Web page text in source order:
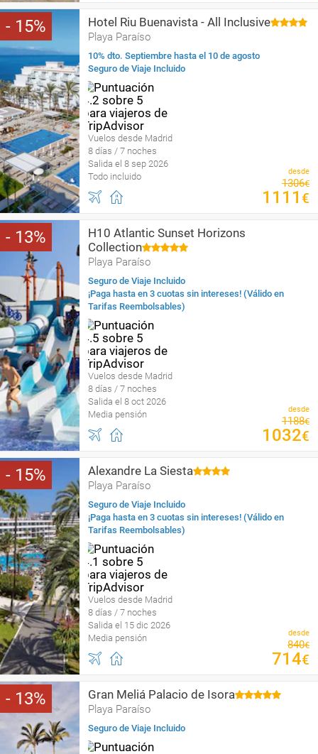
15 Hotel Riu Buenavista - All Inclusive
Playa Paraíso
10% dto. Septiembre hasta el 10 de agosto
Seguro de Viaje Incluido
Vuelos desde Madrid
8 días / 7 noches
Salida el 8 sep 2026
Todo incluido
desde
1306€
1111 €
13
H10 Atlantic Sunset Horizons
Collection
Playa Paraíso
Seguro de Viaje Incluido
¡Paga hasta en 3 cuotas sin intereses! (Válido en
Tarifas Reembolsables)
Vuelos desde Madrid
8 días / 7 noches
Salida el 8 oct 2026
Media pensión
desde
1188€
1032€
15 Alexandre La Siesta
Playa Paraíso
Seguro de Viaje Incluido
¡Paga hasta en 3 cuotas sin intereses! (Válido en
Tarifas Reembolsables)
Vuelos desde Madrid
8 días / 7 noches
Salida el 15 dic 2026
Media pensión
desde
840€
714€
13 Gran Meliá Palacio de Isora
Playa Paraíso
Seguro de Viaje Incluido